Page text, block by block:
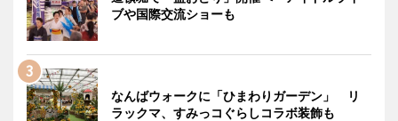
ブや国際交流ショーも
なんばウォークに「ひまわりガーデン」 リ
ラックマ、すみっコぐらしコラボ装飾も